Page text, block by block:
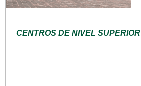
CENTROS DE NIVEL SUPERIOR